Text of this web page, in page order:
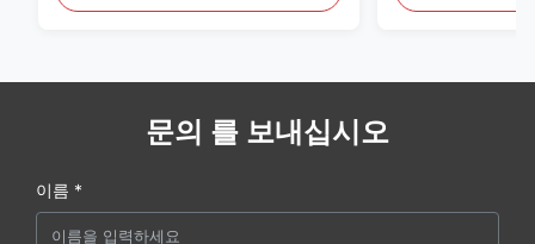
문의 를 보내십시오
이름 *